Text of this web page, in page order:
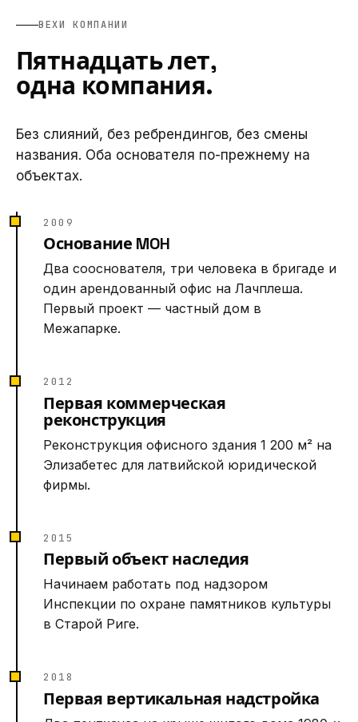
ВЕХИ КОМПАНИИ
Пятнадцать лет,
одна компания.
Без слияний, без ребрендингов, без смены
названия. Оба основателя по-прежнему на
объектах.
2009
Основание MOH
Два сооснователя, три человека в бригаде и
один арендованный офис на Лачплеша.
Первый проект — частный дом в
Межапарке.
2012
Первая коммерческая
реконструкция
Реконструкция офисного здания 1 200 м² на
Элизабетес для латвийской юридической
фирмы.
2015
Первый объект наследия
Начинаем работать под надзором
Инспекции по охране памятников культуры
в Старой Риге.
2018
Первая вертикальная надстройка